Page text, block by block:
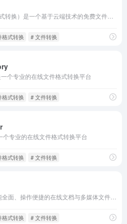
格式转换 # 文件转换
个专业的在线文件格式转换平台
格式转换 # 文件转换
专业的在线文件格式转换平台
格式转换 # 文件转换
格式转换 # 文件转换